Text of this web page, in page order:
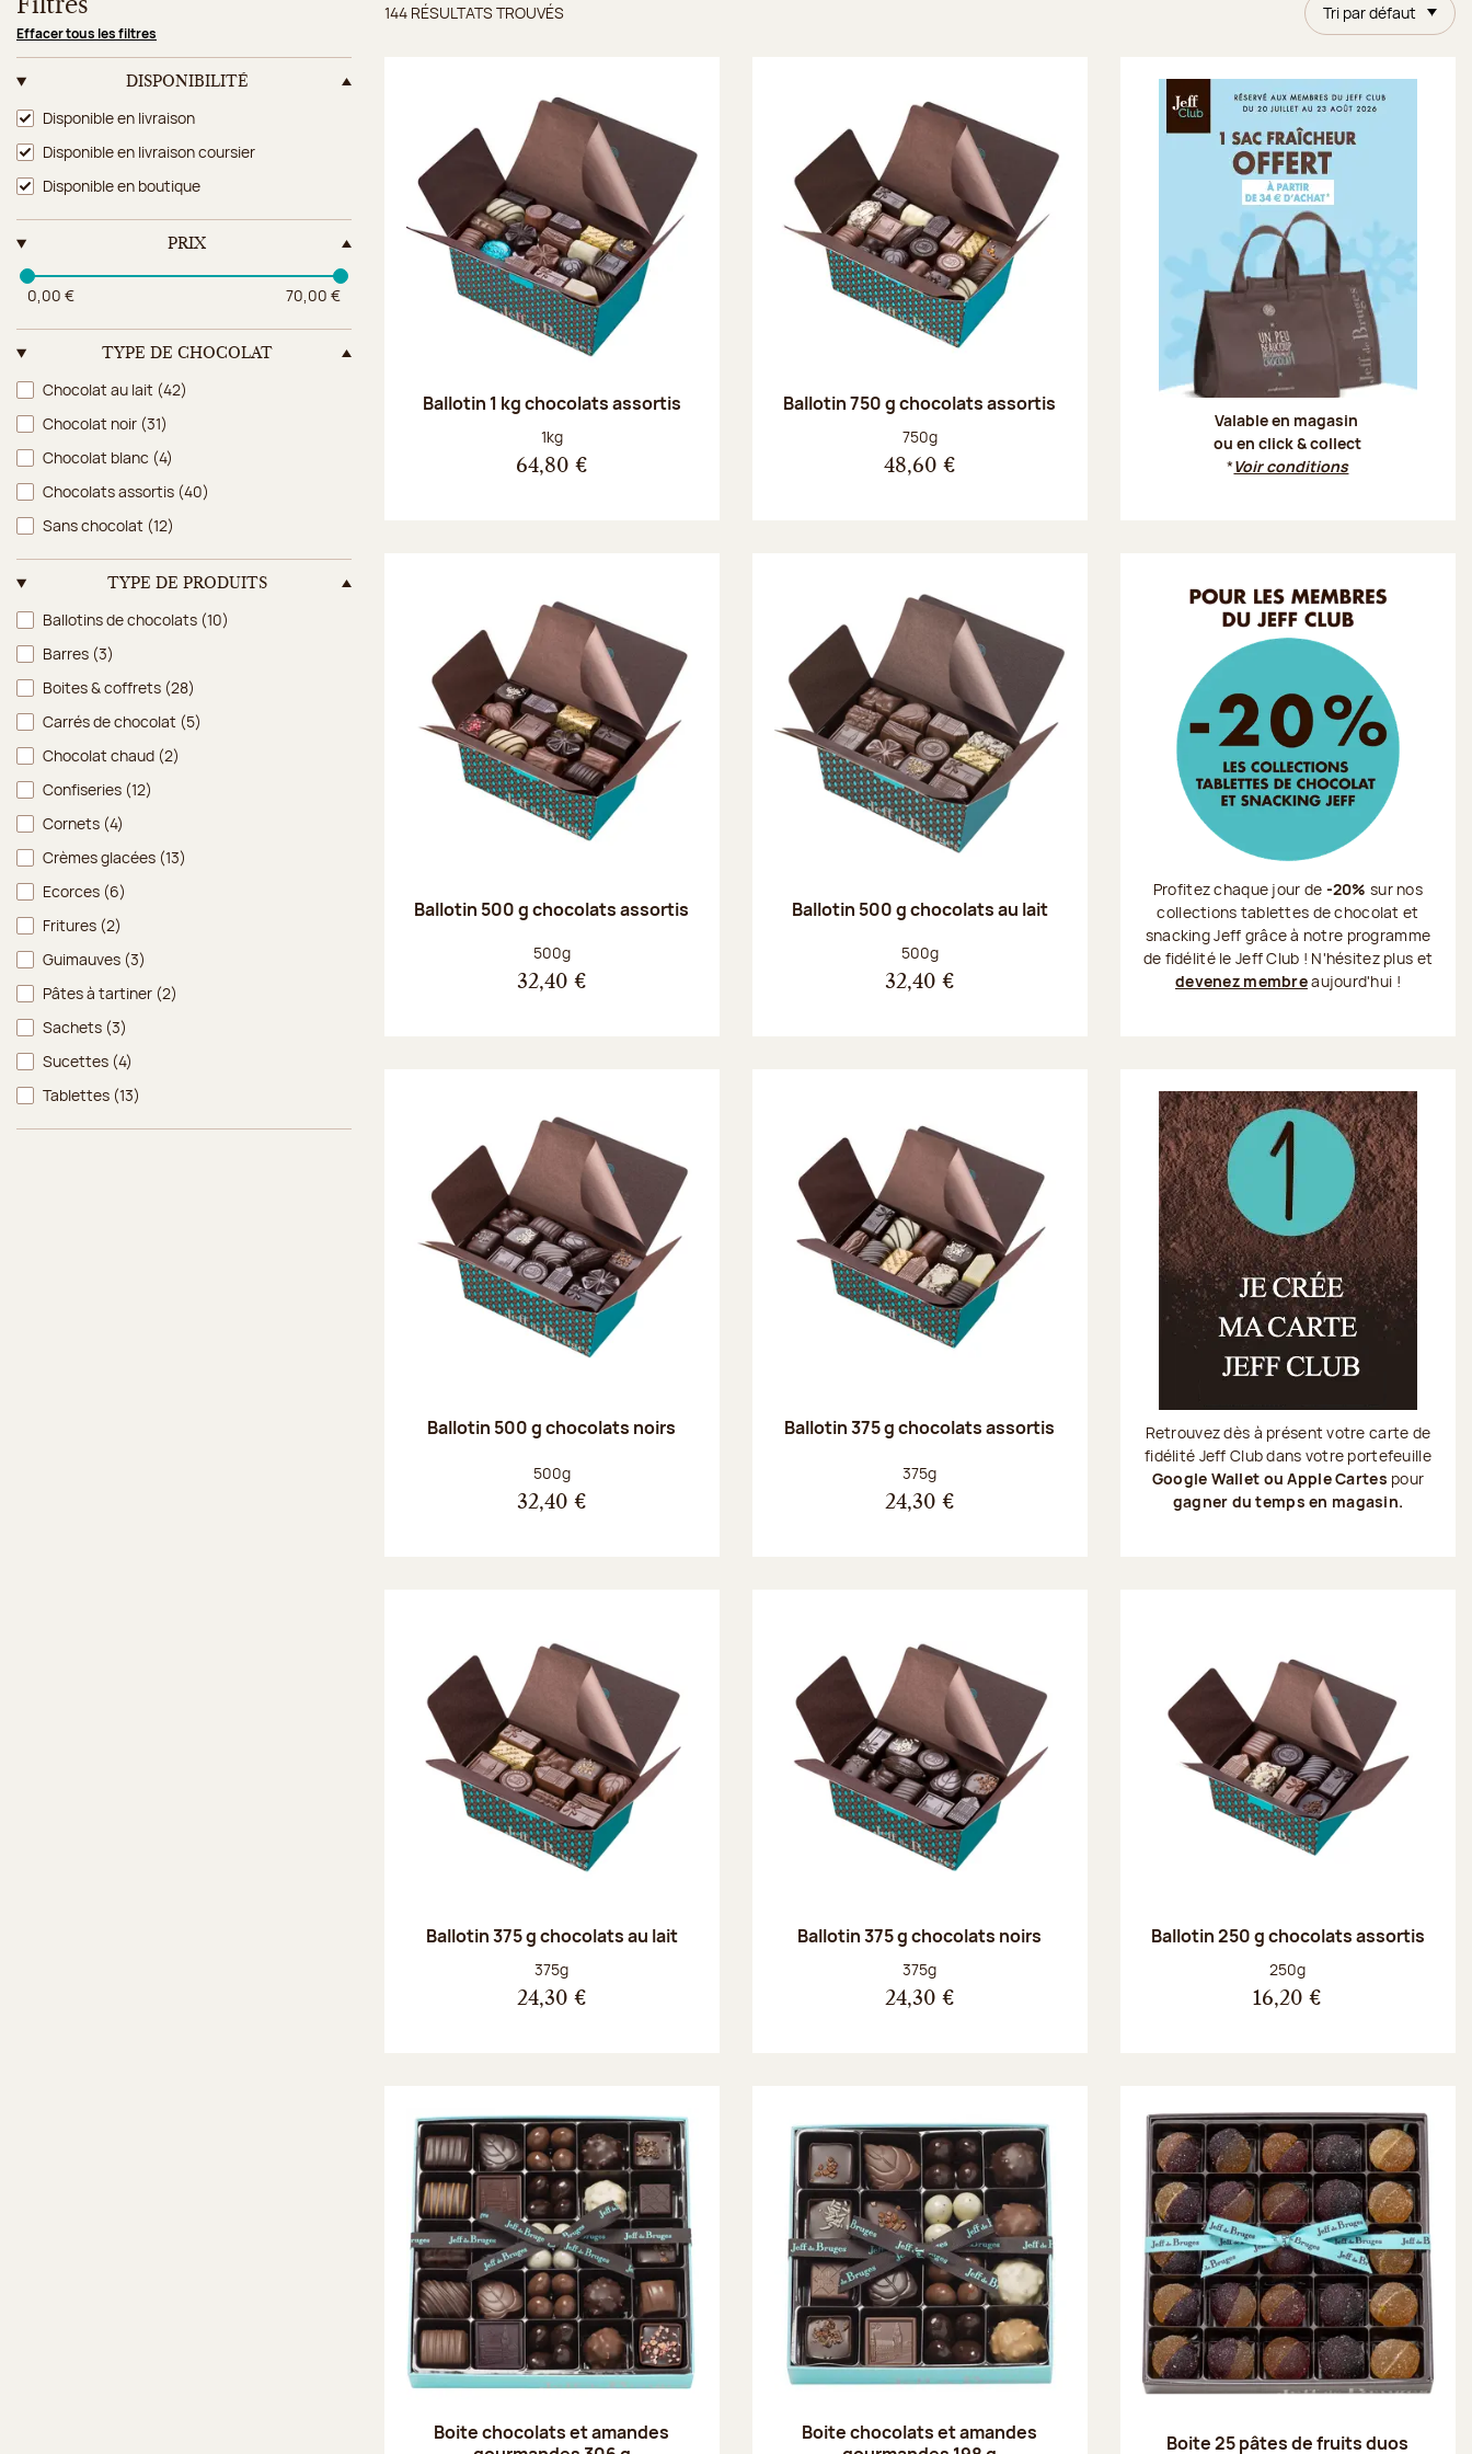
Filtres
Effacer tous les filtres
DISPONIBILITÉ
Disponibilité
Disponible en livraison
Disponible en livraison coursier
Disponible en boutique
PRIX
0,00 € 70,00 €
TYPE DE CHOCOLAT
Type de chocolat
Chocolat au lait (42)
Chocolat noir (31)
Chocolat blanc (4)
Chocolats assortis (40)
Sans chocolat (12)
TYPE DE PRODUITS
Type de produits
Ballotins de chocolats (10)
Barres (3)
Boites & coffrets (28)
Carrés de chocolat (5)
Chocolat chaud (2)
Confiseries (12)
Cornets (4)
Crèmes glacées (13)
Ecorces (6)
Fritures (2)
Guimauves (3)
Pâtes à tartiner (2)
Sachets (3)
Sucettes (4)
Tablettes (13)
Tri par défaut
Résultats trouvés
144 RÉSULTATS TROUVÉS
Ballotin 1 kg chocolats assortis
Poids net :
1kg
64,80 €
Ballotin 750 g chocolats assortis
Poids net :
750g
48,60 €
Valable en magasin
ou en click & collect
*Voir conditions
Ballotin 500 g chocolats assortis
Poids net :
500g
32,40 €
Ballotin 500 g chocolats au lait
Poids net :
500g
32,40 €
Profitez chaque jour de -20% sur nos
collections tablettes de chocolat et
snacking Jeff grâce à notre programme
de fidélité le Jeff Club ! N'hésitez plus et
devenez membreaujourd'hui !
Ballotin 500 g chocolats noirs
Poids net :
500g
32,40 €
Ballotin 375 g chocolats assortis
Poids net :
375g
24,30 €
Retrouvez dès à présent votre carte de
fidélité Jeff Club dans votre portefeuille
Google Wallet ou Apple Cartes pour
gagner du temps en magasin.
Ballotin 375 g chocolats au lait
Poids net :
375g
24,30 €
Ballotin 375 g chocolats noirs
Poids net :
375g
24,30 €
Ballotin 250 g chocolats assortis
Poids net :
250g
16,20 €
Boite chocolats et amandes
Boite chocolats et amandes
Boite 25 pâtes de fruits duos